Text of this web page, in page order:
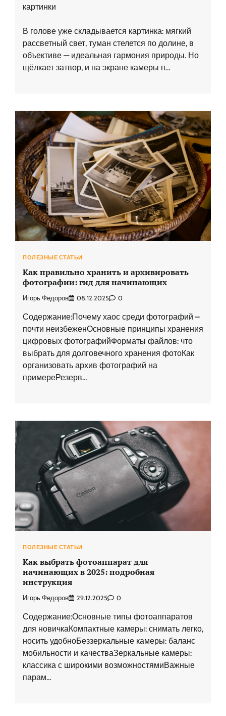
картинки
В голове уже складывается картинка: мягкий
рассветный свет, туман стелется по долине, в
объективе — идеальная гармония природы. Но
щёлкает затвор, и на экране камеры п…
ПОЛЕЗНЫЕ СТАТЬИ
Как правильно хранить и архивировать
фотографии: гид для начинающих
Игорь Федоров 08.12.2025 0
Содержание:Почему хаос среди фотографий –
почти неизбеженОсновные принципы хранения
цифровых фотографийФорматы файлов: что
выбрать для долговечного хранения фотоКак
организовать архив фотографий на
примереРезерв…
ПОЛЕЗНЫЕ СТАТЬИ
Как выбрать фотоаппарат для
начинающих в 2025: подробная
инструкция
Игорь Федоров 29.12.2025 0
Содержание:Основные типы фотоаппаратов
для новичкаКомпактные камеры: снимать легко,
носить удобноБеззеркальные камеры: баланс
мобильности и качестваЗеркальные камеры:
классика с широкими возможностямиВажные
парам…